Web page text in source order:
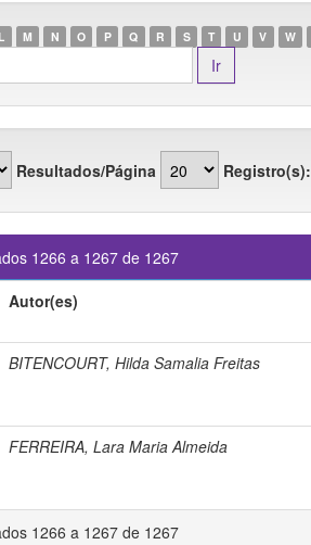
L M N O P Q R S T U V W
Resultados/Página Registro(s):
1266 a 1267 de 1267
Autor(es)
BITENCOURT, Hilda Samalia Freitas
FERREIRA, Lara Maria Almeida
1266 a 1267 de 1267